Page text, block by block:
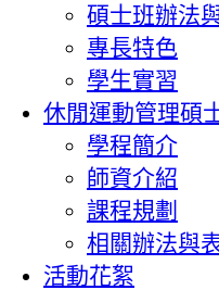
碩士班辦法
專長特色
學生實習
休閒運動管理碩
學程簡介
師資介紹
課程規劃
相關辦法與
活動花絮